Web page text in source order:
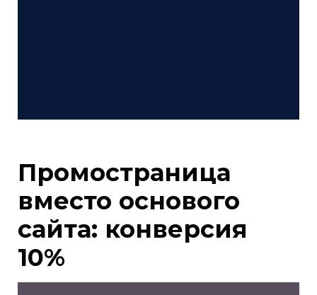
Промостраница
вместо основого
сайта: конверсия
10%